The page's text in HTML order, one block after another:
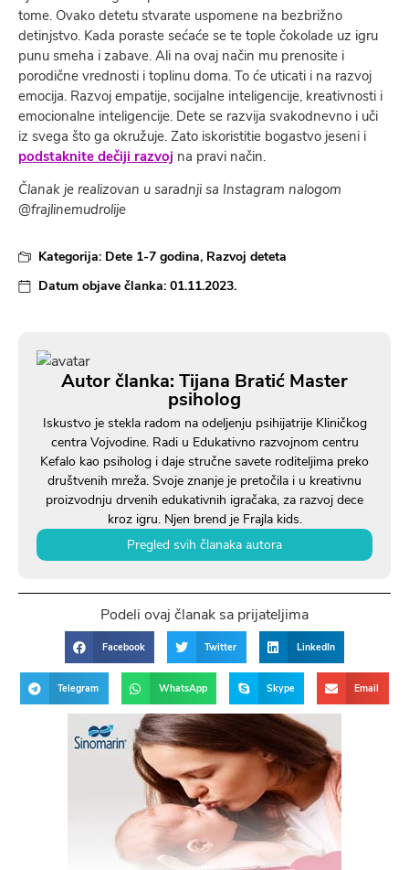
tome. Ovako detetu stvarate uspomene na bezbrižno
detinjstvo. Kada poraste sećaće se te tople čokolade uz igru
punu smeha i zabave. Ali na ovaj način mu prenosite i
porodične vrednosti i toplinu doma. To će uticati i na razvoj
emocija. Razvoj empatije, socijalne inteligencije, kreativnosti i
emocionalne inteligencije. Dete se razvija svakodnevno i uči
iz svega što ga okružuje. Zato iskoristitie bogastvo jeseni i
podstaknite dečiji razvoj na pravi način.
Članak je realizovan u saradnji sa Instagram nalogom
@frajlinemudrolije
Kategorija: Dete 1-7 godina, Razvoj deteta
Datum objave članka: 01.11.2023.
Autor članka: Tijana Bratić Master
psiholog
Iskustvo je stekla radom na odeljenju psihijatrije Kliničkog
centra Vojvodine. Radi u Edukativno razvojnom centru
Kefalo kao psiholog i daje stručne savete roditeljima preko
društvenih mreža. Svoje znanje je pretočila i u kreativnu
proizvodnju drvenih edukativnih igračaka, za razvoj dece
kroz igru. Njen brend je Frajla kids.
Pregled svih članaka autora
Podeli ovaj članak sa prijateljima
Facebook Twitter LinkedIn
Telegram WhatsApp Skype Email